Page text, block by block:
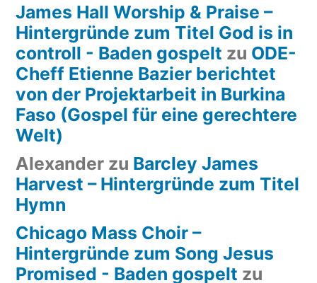
James Hall Worship & Praise –
Hintergründe zum Titel God is in
controll - Baden gospelt zu ODE-
Cheff Etienne Bazier berichtet
von der Projektarbeit in Burkina
Faso (Gospel für eine gerechtere
Welt)
Alexander zu Barcley James
Harvest – Hintergründe zum Titel
Hymn
Chicago Mass Choir –
Hintergründe zum Song Jesus
Promised - Baden gospelt zu